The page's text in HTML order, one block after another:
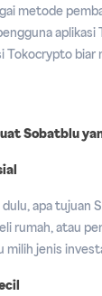
metode
aplikasi
Tokocrypto biar
Sobatblu
apa tujuan
rumah, atau
milih jenis